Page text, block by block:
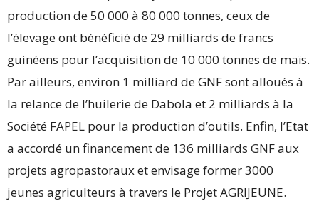
production de 50 000 à 80 000 tonnes, ceux de
l’élevage ont bénéficié de 29 milliards de francs
guinéens pour l’acquisition de 10 000 tonnes de maïs.
Par ailleurs, environ 1 milliard de GNF sont alloués à
la relance de l’huilerie de Dabola et 2 milliards à la
Société FAPEL pour la production d’outils. Enfin, l’Etat
a accordé un financement de 136 milliards GNF aux
projets agropastoraux et envisage former 3000
jeunes agriculteurs à travers le Projet AGRIJEUNE.